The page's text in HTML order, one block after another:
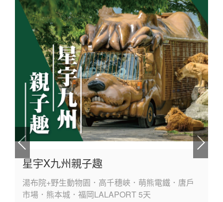
星宇X九州親子趣
湯布院+野生動物園．高千穗峽．萌熊電鐵．唐戶
市場．熊本城．福岡LALAPORT 5天